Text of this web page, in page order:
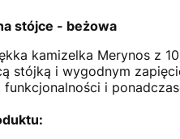
stójce - beżowa
kamizelka Merynos z
stójką i wygodnym
funkcjonalności i